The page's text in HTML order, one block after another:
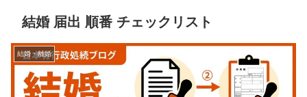
結婚 届出 順番 チェックリスト
結婚・離婚